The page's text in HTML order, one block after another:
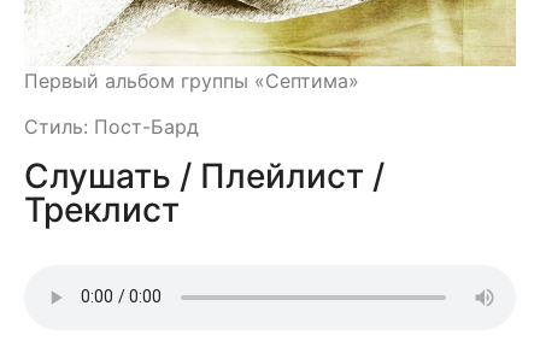
Первый альбом группы «Септима»
Стиль: Пост-Бард
Слушать / Плейлист /
Треклист